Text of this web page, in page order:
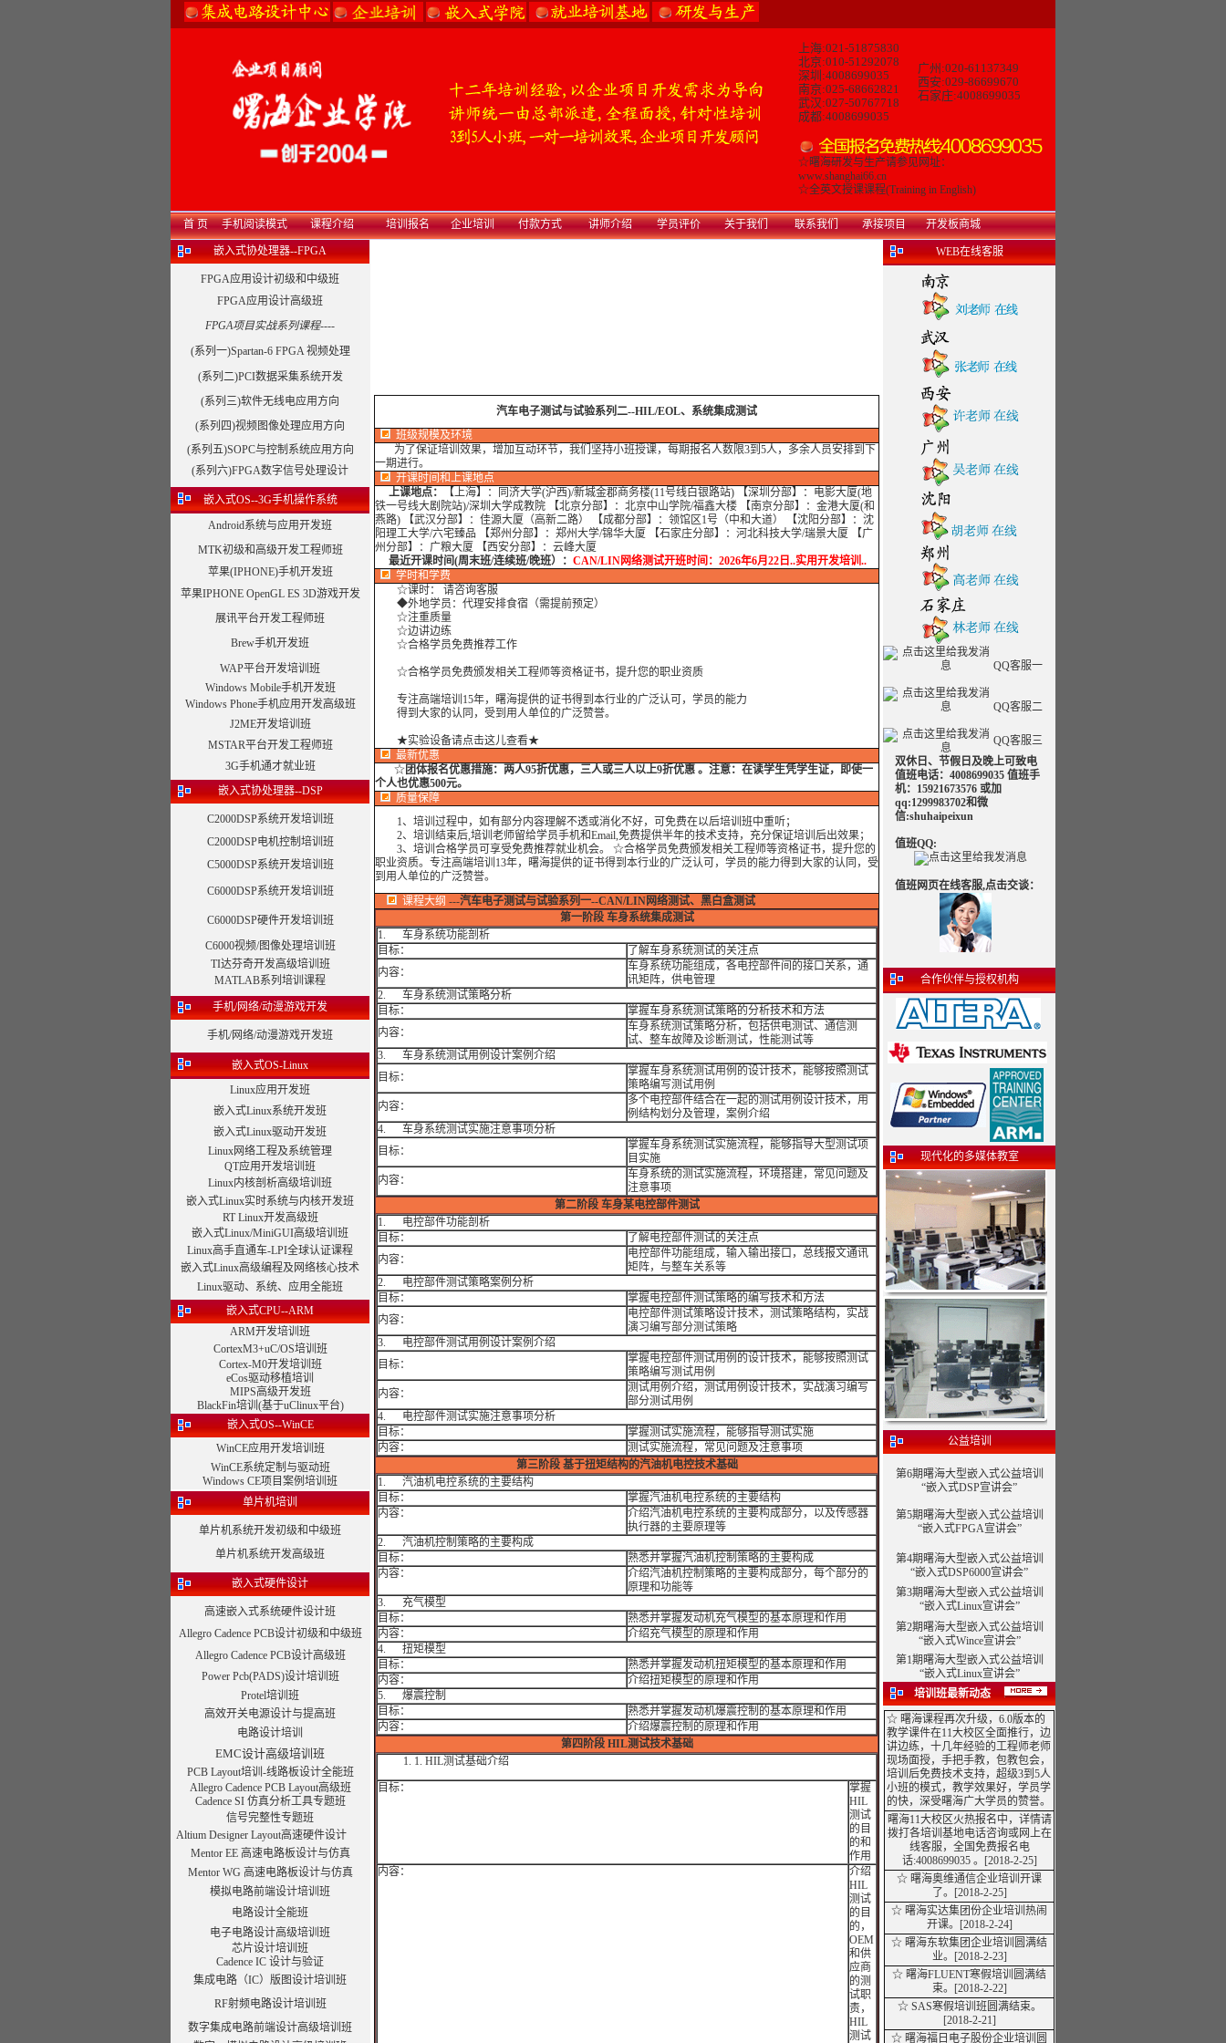
上海:021-51875830
北京:010-51292078
深圳:4008699035
南京:025-68662821
武汉:027-50767718
成都:4008699035
广州:020-61137349
西安:029-86699670
石家庄:4008699035
☆曙海研发与生产请参见网址：
www.shanghai66.cn
☆全英文授课课程(Training in English)
首 页 手机阅读模式 课程介绍 培训报名 企业培训 付款方式 讲师介绍 学员评价 关于我们 联系我们 承接项目 开发板商城
嵌入式协处理器--FPGA
FPGA应用设计初级和中级班
FPGA应用设计高级班
FPGA项目实战系列课程----
(系列一)Spartan-6 FPGA 视频处理
(系列二)PCI数据采集系统开发
(系列三)软件无线电应用方向
(系列四)视频图像处理应用方向
(系列五)SOPC与控制系统应用方向
(系列六)FPGA数字信号处理设计
嵌入式OS--3G手机操作系统
Android系统与应用开发班
MTK初级和高级开发工程师班
苹果(IPHONE)手机开发班
苹果IPHONE OpenGL ES 3D游戏开发
展讯平台开发工程师班
Brew手机开发班
WAP平台开发培训班
Windows Mobile手机开发班
Windows Phone手机应用开发高级班
J2ME开发培训班
MSTAR平台开发工程师班
3G手机通才就业班
嵌入式协处理器--DSP
C2000DSP系统开发培训班
C2000DSP电机控制培训班
C5000DSP系统开发培训班
C6000DSP系统开发培训班
C6000DSP硬件开发培训班
C6000视频/图像处理培训班
TI达芬奇开发高级培训班
MATLAB系列培训课程
手机/网络/动漫游戏开发
手机/网络/动漫游戏开发班
嵌入式OS-Linux
Linux应用开发班
嵌入式Linux系统开发班
嵌入式Linux驱动开发班
Linux网络工程及系统管理
QT应用开发培训班
Linux内核剖析高级培训班
嵌入式Linux实时系统与内核开发班
RT Linux开发高级班
嵌入式Linux/MiniGUI高级培训班
Linux高手直通车-LPI全球认证课程
嵌入式Linux高级编程及网络核心技术
Linux驱动、系统、应用全能班
嵌入式CPU--ARM
ARM开发培训班
CortexM3+uC/OS培训班
Cortex-M0开发培训班
eCos驱动移植培训
MIPS高级开发班
BlackFin培训(基于uClinux平台)
嵌入式OS--WinCE
WinCE应用开发培训班
WinCE系统定制与驱动班
Windows CE项目案例培训班
单片机培训
单片机系统开发初级和中级班
单片机系统开发高级班
嵌入式硬件设计
高速嵌入式系统硬件设计班
Allegro Cadence PCB设计初级和中级班
Allegro Cadence PCB设计高级班
Power Pcb(PADS)设计培训班
Protel培训班
高效开关电源设计与提高班
电路设计培训
EMC设计高级培训班
PCB Layout培训-线路板设计全能班
Allegro Cadence PCB Layout高级班
Cadence SI 仿真分析工具专题班
信号完整性专题班
Altium Designer Layout高速硬件设计
Mentor EE 高速电路板设计与仿真
Mentor WG 高速电路板设计与仿真
模拟电路前端设计培训班
电路设计全能班
电子电路设计高级培训班
芯片设计培训班
Cadence IC 设计与验证
集成电路（IC）版图设计培训班
RF射频电路设计培训班
数字集成电路前端设计高级培训班
WEB在线客服
QQ客服一
QQ客服二
QQ客服三
双休日、节假日及晚上可致电
值班电话：4008699035 值班手
机：15921673576 或加
qq:1299983702和微
信:shuhaipeixun
值班QQ:
值班网页在线客服,点击交谈：
合作伙伴与授权机构
现代化的多媒体教室
公益培训
第6期曙海大型嵌入式公益培训
“嵌入式DSP宣讲会”
第5期曙海大型嵌入式公益培训
“嵌入式FPGA宣讲会”
第4期曙海大型嵌入式公益培训
“嵌入式DSP6000宣讲会”
第3期曙海大型嵌入式公益培训
“嵌入式Linux宣讲会”
第2期曙海大型嵌入式公益培训
“嵌入式Wince宣讲会”
第1期曙海大型嵌入式公益培训
“嵌入式Linux宣讲会”
培训班最新动态
☆ 曙海课程再次升级，6.0版本的
教学课件在11大校区全面推行，边
讲边练，十几年经验的工程师老师
现场面授，手把手教，包教包会，
培训后免费技术支持，超级3到5人
小班的模式，教学效果好，学员学
的快，深受曙海广大学员的赞誉。
曙海11大校区火热报名中，详情请
拨打各培训基地电话咨询或网上在
线客服，全国免费报名电
话:4008699035 。
[2018-2-25]
☆ 曙海奥维通信企业培训开课
了。[2018-2-25]
☆ 曙海实达集团份企业培训热闹
开课。[2018-2-24]
☆ 曙海东软集团企业培训圆满结
业。[2018-2-23]
☆ 曙海FLUENT寒假培训圆满结
束。[2018-2-22]
☆ SAS寒假培训班圆满结束。
[2018-2-21]
☆ 曙海福日电子股份企业培训圆
汽车电子测试与试验系列二--HIL/EOL、系统集成测试
班级规模及环境
为了保证培训效果，增加互动环节，我们坚持小班授课，每期报名人数限3到5人，多余人员安排到下
一期进行。
开课时间和上课地点
上课地点：
【上海】：同济大学(沪西)/新城金郡商务楼(11号线白银路站) 【深圳分部】：电影大厦(地
铁一号线大剧院站)/深圳大学成教院 【北京分部】：北京中山学院/福鑫大楼 【南京分部】：金港大厦(和
燕路) 【武汉分部】：佳源大厦（高新二路） 【成都分部】：领馆区1号（中和大道） 【沈阳分部】：沈
阳理工大学/六宅臻品 【郑州分部】：郑州大学/锦华大厦 【石家庄分部】：河北科技大学/瑞景大厦 【广
州分部】：广粮大厦 【西安分部】：云峰大厦
最近开课时间(周末班/连续班/晚班）： CAN/LIN网络测试开班时间：2026年6月22日..实用开发培训..
学时和学费
☆课时： 请咨询客服
◆外地学员：代理安排食宿（需提前预定）
☆注重质量
☆边讲边练
☆合格学员免费推荐工作
☆合格学员免费颁发相关工程师等资格证书，提升您的职业资质
专注高端培训15年，曙海提供的证书得到本行业的广泛认可，学员的能力
得到大家的认同，受到用人单位的广泛赞誉。
★实验设备请点击这儿查看★
最新优惠
☆ 团体报名优惠措施： 两人95折优惠，三人或三人以上9折优惠 。注意：在读学生凭学生证，即使一
个人也优惠500元。
质量保障
1、培训过程中，如有部分内容理解不透或消化不好，可免费在以后培训班中重听；
2、培训结束后,培训老师留给学员手机和Email,免费提供半年的技术支持，充分保证培训后出效果；
3、培训合格学员可享受免费推荐就业机会。 ☆合格学员免费颁发相关工程师等资格证书，提升您的
职业资质。专注高端培训13年，曙海提供的证书得到本行业的广泛认可，学员的能力得到大家的认同，受
到用人单位的广泛赞誉。
课程大纲 ---汽车电子测试与试验系列一--CAN/LIN网络测试、黑白盒测试
第一阶段 车身系统集成测试
1. 车身系统功能剖析
目标：
了解车身系统测试的关注点
内容：
车身系统功能组成，各电控部件间的接口关系，通
讯矩阵，供电管理
2. 车身系统测试策略分析
目标：
掌握车身系统测试策略的分析技术和方法
内容：
车身系统测试策略分析，包括供电测试、通信测
试、整车故障及诊断测试，性能测试等
3. 车身系统测试用例设计案例介绍
目标：
掌握车身系统测试用例的设计技术，能够按照测试
策略编写测试用例
内容：
多个电控部件结合在一起的测试用例设计技术，用
例结构划分及管理，案例介绍
4. 车身系统测试实施注意事项分析
目标：
掌握车身系统测试实施流程，能够指导大型测试项
目实施
内容：
车身系统的测试实施流程，环境搭建，常见问题及
注意事项
第二阶段 车身某电控部件测试
1. 电控部件功能剖析
目标：
了解电控部件测试的关注点
内容：
电控部件功能组成，输入输出接口，总线报文通讯
矩阵，与整车关系等
2. 电控部件测试策略案例分析
目标：
掌握电控部件测试策略的编写技术和方法
内容：
电控部件测试策略设计技术，测试策略结构，实战
演习编写部分测试策略
3. 电控部件测试用例设计案例介绍
目标：
掌握电控部件测试用例的设计技术，能够按照测试
策略编写测试用例
内容：
测试用例介绍，测试用例设计技术，实战演习编写
部分测试用例
4. 电控部件测试实施注意事项分析
目标：
掌握测试实施流程，能够指导测试实施
内容：
测试实施流程，常见问题及注意事项
第三阶段 基于扭矩结构的汽油机电控技术基础
1. 汽油机电控系统的主要结构
目标：
掌握汽油机电控系统的主要结构
内容：
介绍汽油机电控系统的主要构成部分，以及传感器
执行器的主要原理等
2. 汽油机控制策略的主要构成
目标：
熟悉并掌握汽油机控制策略的主要构成
内容：
介绍汽油机控制策略的主要构成部分，每个部分的
原理和功能等
3. 充气模型
目标：
熟悉并掌握发动机充气模型的基本原理和作用
内容：
介绍充气模型的原理和作用
4. 扭矩模型
目标：
熟悉并掌握发动机扭矩模型的基本原理和作用
内容：
介绍扭矩模型的原理和作用
5. 爆震控制
目标：
熟悉并掌握发动机爆震控制的基本原理和作用
内容：
介绍爆震控制的原理和作用
第四阶段 HIL测试技术基础
1. HIL测试基础介绍
目标：
掌握
HIL
测试
的目
的和
作用
内容：
介绍
HIL
测试
的目
的，
OEM
和供
应商
的测
试职
责，
HIL
测试